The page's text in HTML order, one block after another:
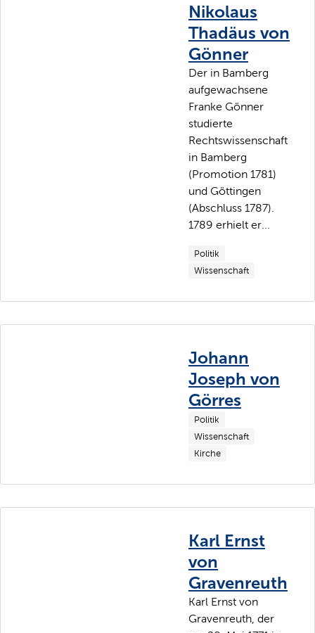
Nikolaus
Thadäus von
Gönner
Der in Bamberg
aufgewachsene
Franke Gönner
studierte
Rechtswissenschaft
in Bamberg
(Promotion 1781)
und Göttingen
(Abschluss 1787).
1789 erhielt er...
Politik
Wissenschaft
Johann
Joseph von
Görres
Politik
Wissenschaft
Kirche
Karl Ernst
von
Gravenreuth
Karl Ernst von
Gravenreuth, der